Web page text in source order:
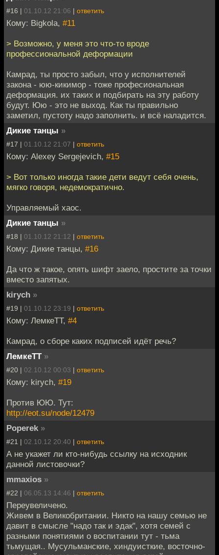
#16 | 01.10.12 21:06 | ответить
Кому: Bigkola, #11
> Возможно, у меня это что-то вроде
профессиональной деформации
Камрад, ты просто забыл, что у исполнителей
закона - юю-кикимор - тоже професиональная
деформация. их таких и подбирать на эту работу
будут. Юю - это не выход. Как ты правильно
заметил, пустоту надо заполнить. и всё наладится.
Дикие танцы »
#17 | 01.10.12 21:07 | ответить
Кому: Alexey Sergejevich, #15
> Вот только иногда такие дети ведут себя очень,
мягко говоря, недемократично.
Управляемый хаос.
Дикие танцы »
#18 | 01.10.12 21:12 | ответить
Кому: Дикие танцы, #16
Да что ж такое, опять шифт заело, простите за точки
вместо запятых.
kirych »
#19 | 01.10.12 23:19 | ответить
Кому: ЛемкеТТ, #4
Камрад, о сборе каких подписей идёт речь?
ЛемкеТТ »
#20 | 02.10.12 00:03 | ответить
Кому: kirych, #19
Против ЮЮ. Тут:
http://eot.su/node/12479
Poperek »
#21 | 02.10.12 20:40 | ответить
А не укажет ли кто-нибудь ссылку на исходник
данной листовочки?
mmaxios »
#22 | 06.05.13 14:46 | ответить
Переувеличено.
Живем в Великобритании. Никто на нашу семью не
давит в смысле "надо так и эдак", хотя семей с
разными понятиями о воспитании тут - тьма
тьмущая.. Мусульманские, хиндуисткие, восточно-